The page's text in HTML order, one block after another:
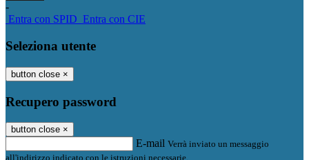
-
Entra con SPID Entra con CIE
Seleziona utente
button close ×
Recupero password
button close ×
E-mail Verrà inviato un messaggio
all'indirizzo indicato con le istruzioni necessarie.